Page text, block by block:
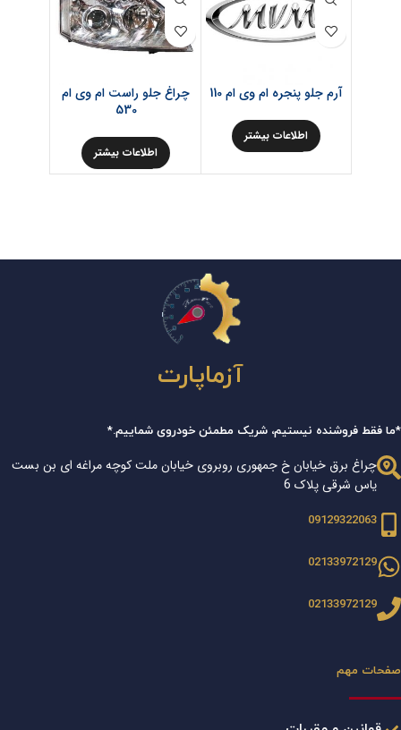
آرم جلو پنجره ام وی ام 110
اطلاعات بیشتر
چراغ جلو راست ام وی ام
530
اطلاعات بیشتر
آزماپارت
*ما فقط فروشنده نیستیم، شریک مطمئن خودروی شماییم.*
چراغ برق خیابان خ جمهوری روبروی خیابان ملت کوچه مراغه ای بن بست
یاس شرقی پلاک 6
09129322063
02133972129
02133972129
صفحات مهم